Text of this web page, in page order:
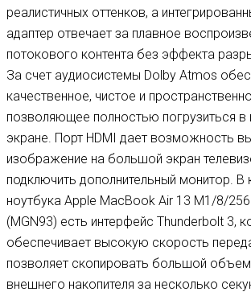
реалистичных оттенков, а
адаптер отвечает за плавное
потокового контента без эффекта
За счет аудиосистемы Dolby Atmos
качественное, чистое и
позволяющее полностью погрузиться в
экране. Порт HDMI дает возможность
изображение на большой экран
подключить дополнительный монитор. В
ноутбука Apple MacBook Air 13 M1/8/
(MGN93) есть интерфейс Thunderbolt 3,
обеспечивает высокую скорость
позволяет скопировать большой
внешнего накопителя за несколько